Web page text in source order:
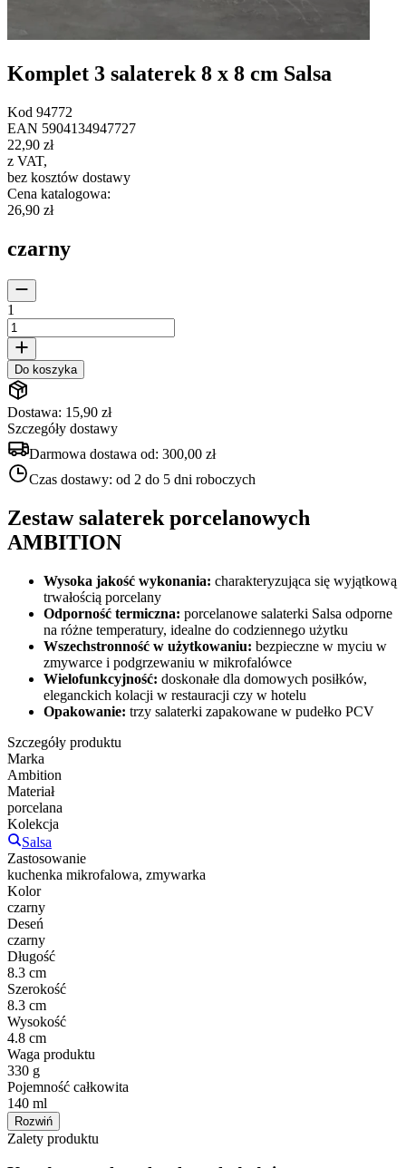
Komplet 3 salaterek 8 x 8 cm Salsa
Kod 94772
EAN 5904134947727
22,90 zł
z VAT,
bez kosztów dostawy
Cena katalogowa:
26,90 zł
czarny
1
Do koszyka
Dostawa: 15,90 zł
Szczegóły dostawy
Darmowa dostawa od: 300,00 zł
Czas dostawy: od 2 do 5 dni roboczych
Zestaw salaterek porcelanowych
AMBITION
Wysoka jakość wykonania: charakteryzująca się wyjątkową
trwałością porcelany
Odporność termiczna: porcelanowe salaterki Salsa odporne
na różne temperatury, idealne do codziennego użytku
Wszechstronność w użytkowaniu: bezpieczne w myciu w
zmywarce i podgrzewaniu w mikrofalówce
Wielofunkcyjność: doskonałe dla domowych posiłków,
eleganckich kolacji w restauracji czy w hotelu
Opakowanie: trzy salaterki zapakowane w pudełko PCV
Szczegóły produktu
Marka
Ambition
Materiał
porcelana
Kolekcja
Salsa
Zastosowanie
kuchenka mikrofalowa, zmywarka
Kolor
czarny
Deseń
czarny
Długość
8.3 cm
Szerokość
8.3 cm
Wysokość
4.8 cm
Waga produktu
330 g
Pojemność całkowita
140 ml
Rozwiń
Zalety produktu